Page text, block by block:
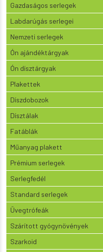
Gazdaságos serlegek
Labdarúgás serlegei
Nemzeti serlegek
Ón ajándéktárgyak
Ón dísztárgyak
Plakettek
Díszdobozok
Dísztálak
Fatáblák
Műanyag plakett
Prémium serlegek
Serlegfedél
Standard serlegek
Üvegtrófeák
Szárított gyógynövények
Szarkoid